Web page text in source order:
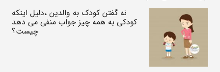
نه گفتن کودک به والدین ،دلیل اینکه
کودکی به همه چیز جواب منفی می دهد
چیست؟